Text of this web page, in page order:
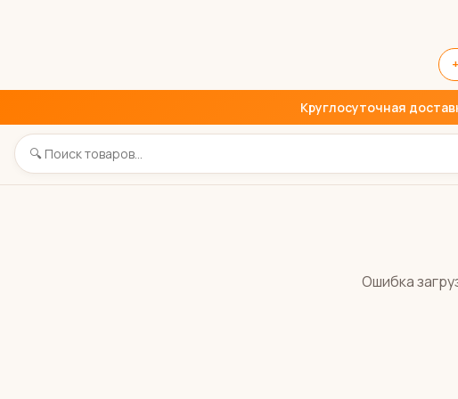
Круглосуточная
Ошибка